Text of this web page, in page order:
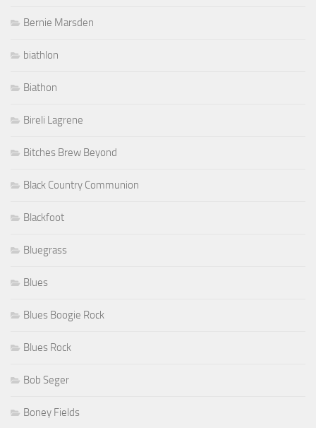
Bernie Marsden
biathlon
Biathon
Bireli Lagrene
Bitches Brew Beyond
Black Country Communion
Blackfoot
Bluegrass
Blues
Blues Boogie Rock
Blues Rock
Bob Seger
Boney Fields